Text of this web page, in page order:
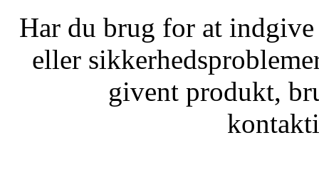
Har du brug for at
eller
givent produkt,